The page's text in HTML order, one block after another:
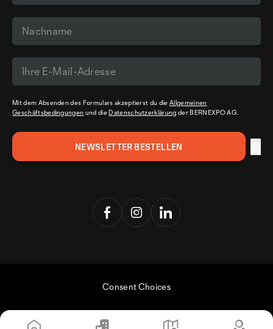
Mit dem Absenden des Formulars akzeptierst du dieAllgemeinen
Geschäftsbedingungen und die Datenschutzerklärung der BERNEXPO AG.
Consent Choices